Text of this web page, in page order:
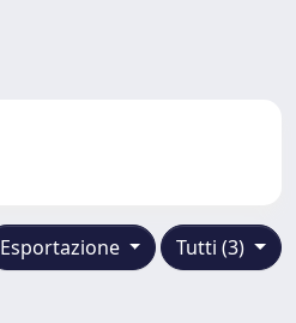
Tutti (3)
Esportazione